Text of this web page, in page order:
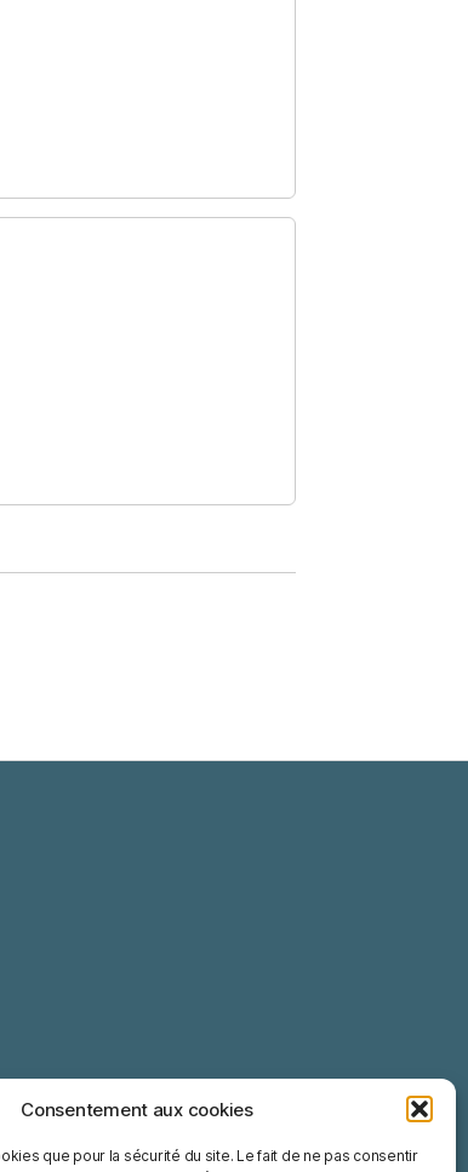
Consentement aux cookies
que pour la sécurité du site. Le fait de ne pas consentir